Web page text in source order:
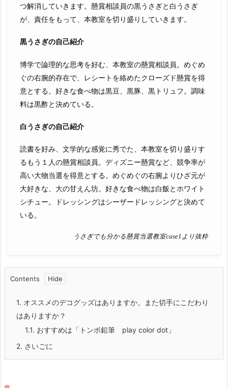
つ解消していきます。懸賞相談員の黒うさぎと白うさぎ
が、責任をもって、本教室を切り盛りしていきます。
黒うさぎの自己紹介
博学で論理的な思考を好む、本教室の懸賞相談員。めぐめ
ぐの右腕的存在で、レシートを絡めたクローズド懸賞を得
意とする。好きな食べ物は黒豆、黒豚、黒トリュフ。調味
料は黒酢と決めている。
白うさぎの自己紹介
読書を好み、文学的な感覚に秀でた、本教室を切り盛りす
るもう１人の懸賞相談員。ディズニー懸賞など、競争率が
高い大物当選を得意とする。めぐめぐの右腕よりひざ元が
大好きな、大の甘えん坊。好きな食べ物は白飯とホワイト
シチュー。ドレッシングはシーザードレッシングと決めて
いる。
うさぎでも分かる懸賞当選教室case1より抜粋
Contents
1. オススメのデコグッズはありますか。また切手にこだわり
はありますか？
1.1. おすすめは「トンボ鉛筆 play color dot 」
2. さいごに